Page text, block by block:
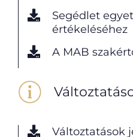
Segédlet
értékeléséhez
A MAB
Változtatások